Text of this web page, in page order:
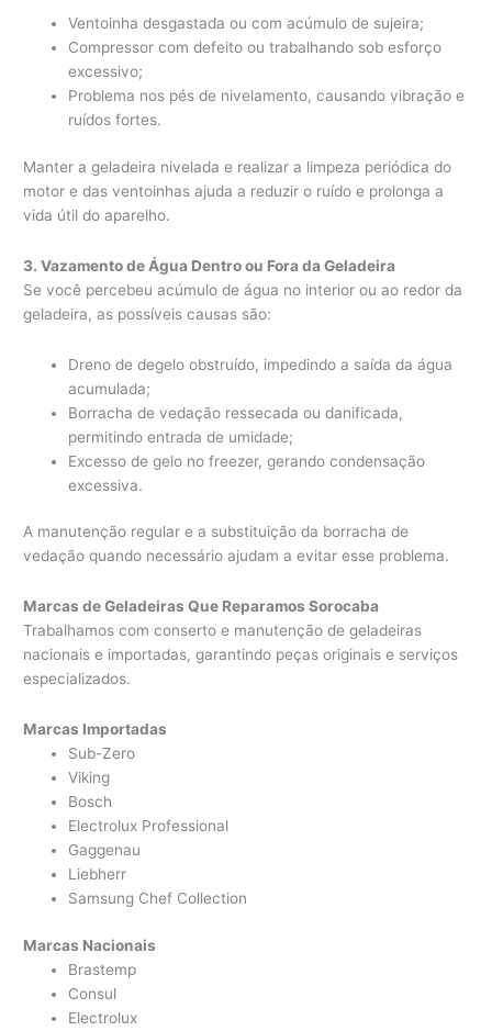
Ventoinha desgastada ou com acúmulo de sujeira;
Compressor com defeito ou trabalhando sob esforço
excessivo;
Problema nos pés de nivelamento, causando vibração e
ruídos fortes.
Manter a geladeira nivelada e realizar a limpeza periódica do
motor e das ventoinhas ajuda a reduzir o ruído e prolonga a
vida útil do aparelho.
3. Vazamento de Água Dentro ou Fora da Geladeira
Se você percebeu acúmulo de água no interior ou ao redor da
geladeira, as possíveis causas são:
Dreno de degelo obstruído, impedindo a saída da água
acumulada;
Borracha de vedação ressecada ou danificada,
permitindo entrada de umidade;
Excesso de gelo no freezer, gerando condensação
excessiva.
A manutenção regular e a substituição da borracha de
vedação quando necessário ajudam a evitar esse problema.
Marcas de Geladeiras Que Reparamos Sorocaba
Trabalhamos com conserto e manutenção de geladeiras
nacionais e importadas, garantindo peças originais e serviços
especializados.
Marcas Importadas
Sub-Zero
Viking
Bosch
Electrolux Professional
Gaggenau
Liebherr
Samsung Chef Collection
Marcas Nacionais
Brastemp
Consul
Electrolux